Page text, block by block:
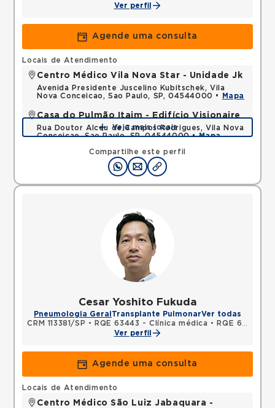
Ver perfil
Agende uma consulta
Compartilhe este perfil
Locais de Atendimento
Centro Médico Vila Nova Star - Unidade Jk
Avenida Presidente Juscelino Kubitschek, Vila
Nova Conceicao, Sao Paulo, SP, 04544000 •
Mapa
Casa do Pulmão Itaim - Edifício Visionaire
Rua Doutor Alceu de Campos Rodrigues, Vila Nova
Conceicao, Sao Paulo, SP, 04544000 •Mapa
Veja mais locais
Cesar Yoshito Fukuda
Pneumologia Geral Transplante PulmonarVer todas
CRM 113381/SP • RQE 63443 - Clínica médica •
RQE 63444 - Pneumologia
Ver perfil
Agende uma consulta
Locais de Atendimento
Centro Médico São Luiz Jabaquara -